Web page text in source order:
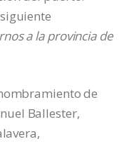
a la provincia de
de
Ballester,